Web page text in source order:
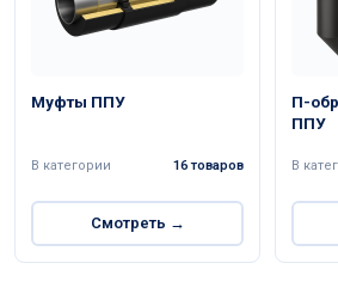
Муфты ППУ
В категории 16 товаров
Смотреть →
П-
ППУ
В